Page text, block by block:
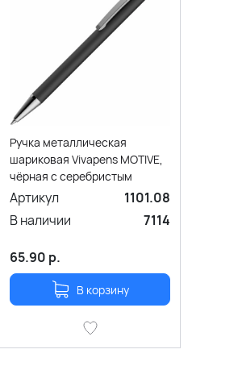
Ручка металлическая
шариковая Vivapens MOTIVE,
чёрная с серебристым
Артикул
1101.08
В наличии
7114
65.90 р.
В корзину